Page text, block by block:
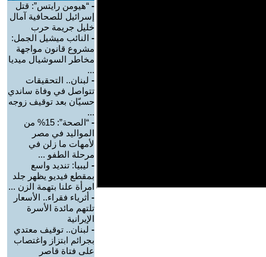
- “هيومن رايتس”: قتل
إسرائيل للصحافية آمال
خليل جريمة حرب
- النائب ميشيل الجمل:
مشروع قانون مواجهة
مخاطر السوشيال ميديا
...
- لبنان.. التحقيقات
تتواصل في وفاة ساندي
حسيّان بعد توقيف زوجه
...
-
“الصحة”: 15% من
المواليد في مصر
لأمهات ما زلن في
مرحلة الطفو ...
- ليبيا: تنديد واسع
بمقطع فيديو يظهر جلد
امرأة علنا بتهمة الزن ...
- أثرياء فقراء.. الأسعار
تلتهم مائدة الأسرة
الإيرانية
- لبنان.. توقيف معتدي
بجرائم ابتزاز واغتصاب
على فتاة قاصر